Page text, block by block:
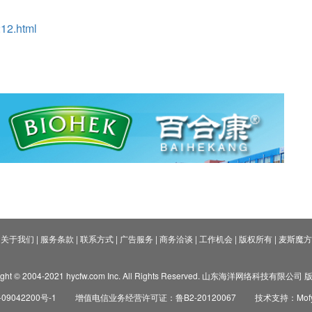
关于我们 | 服务条款 | 联系方式| 广告服务 | 商务洽谈 | 工作机会| 版权所有| 麦斯魔方
© 2004-2021 hycfw.com Inc. All Rights Reserved. 山东海洋网络科技有限公司
号-1
增值电信业务经营许可证：鲁B2-20120067 技术支持：